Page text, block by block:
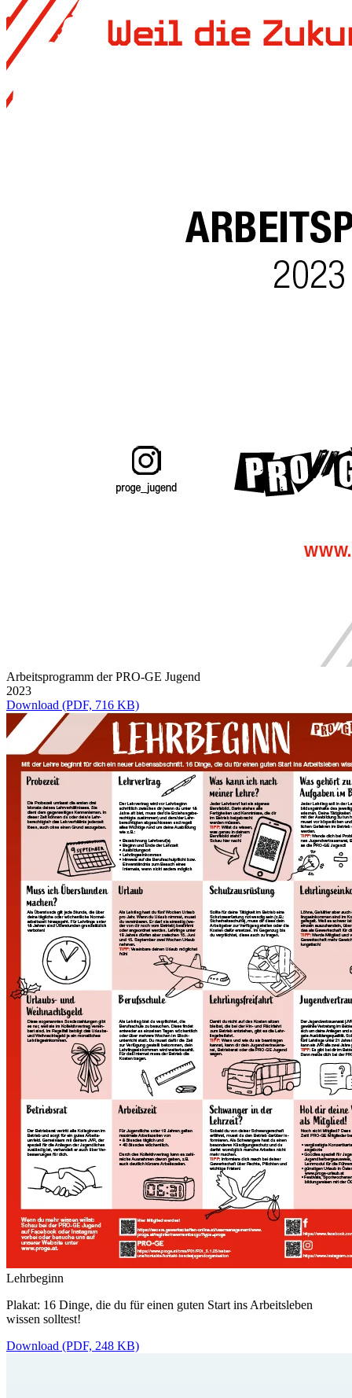
Arbeitsprogramm der PRO-GE Jugend
2023
Download (PDF, 716 KB)
Lehrbeginn
Plakat: 16 Dinge, die du für einen guten Start ins Arbeitsleben
wissen solltest!
Download (PDF, 248 KB)